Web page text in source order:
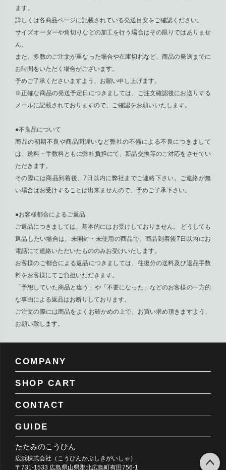
ます。
詳しくは各商品ページに記載されている発送目安をご確認ください。
サイズオーダーや角切りなどの加工を行う場合はその限りではありませ
ん。
また、多数のご注文が重なった場合や在庫切れなど、商品の発送までに
お時間をいただく場合がございます。
予めご了承くださいますよう、お願い申し上げます。
※正確な商品の発送予定日につきましては、ご注文確認後にお送りする
メールに記載されておりますので、ご確認をお願いいたします。
●不良品について
商品の初期不良や商品間違いなど弊社の不備による不良につきまして
は、送料・手数料ともに弊社負担にて、新品交換等のご対応をさせてい
ただきます。
その際には商品到着後、7日以内に弊社までご連絡下さい。ご連絡が無
い場合はお受けすることは出来ませんので、予めご了承下さい。
●お客様都合によるご返品
ご返品につきましては、基本的にはお受けしておりません。 どうしても
返品したい場合は、未開封・未使用の商品で、商品到着後7日以内にお
電話にて連絡いただいたもののみお受けいたします。
お客様のご都合による返品につきましては、往復分の送料及び返品手数
料をお客様にてご負担いただきます。
「予想していた商品と違う」や「不要になった」などのお客様の一方的
な事由による返品はお断りしております。
ご注文の際には商品をよくお確かめの上で、お買い求め頂きますよう、
お願い致します。
COMPANY
SHOP CART
CONTACT
GUIDE
たたみのこうひん
広浜株式会社（こうひんかぶしきがいしゃ）
〒731-1533 広島県山県郡北広島町有田756-1